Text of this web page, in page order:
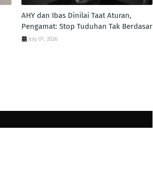
AHY dan Ibas Dinilai Taat Aturan,
Pengamat: Stop Tuduhan Tak Berdasar
July 07, 2026